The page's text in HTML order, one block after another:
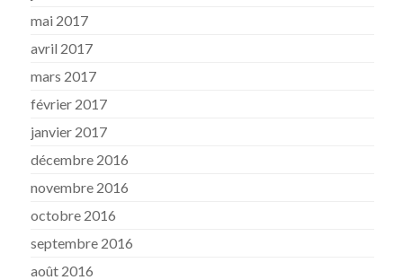
mai 2017
avril 2017
mars 2017
février 2017
janvier 2017
décembre 2016
novembre 2016
octobre 2016
septembre 2016
août 2016